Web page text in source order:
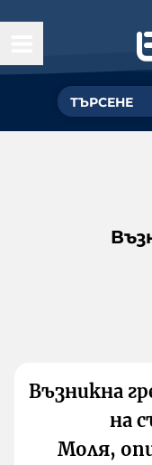
Възникна
на
Моля,